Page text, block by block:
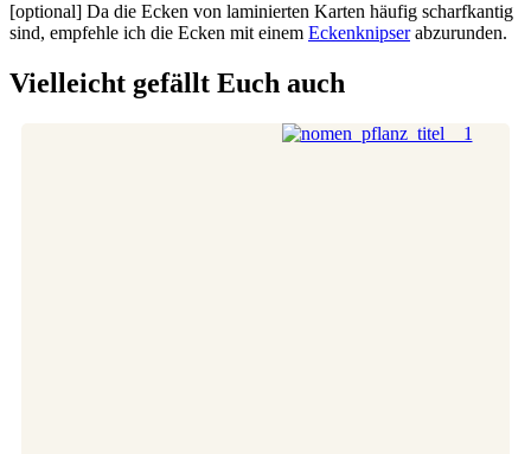
[optional] Da die Ecken von laminierten Karten häufig scharfkantig
sind, empfehle ich die Ecken mit einem Eckenknipserabzurunden.
Vielleicht gefällt Euch auch